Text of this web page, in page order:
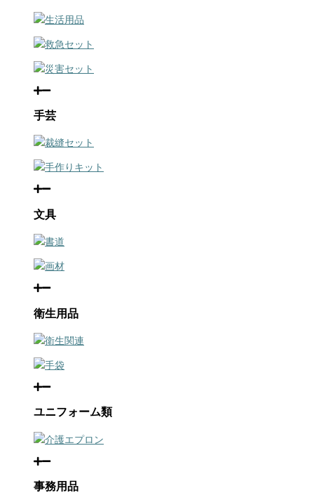
生活用品
救急セット
災害セット
手芸
裁縫セット
手作りキット
文具
書道
画材
衛生用品
衛生関連
手袋
ユニフォーム類
介護エプロン
事務用品